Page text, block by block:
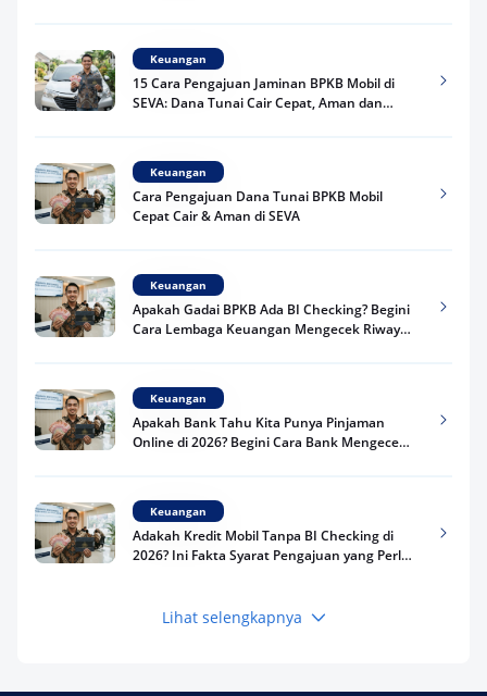
Keuangan
15 Cara Pengajuan Jaminan BPKB Mobil di
SEVA: Dana Tunai Cair Cepat, Aman dan
Keuangan
Cara Pengajuan Dana Tunai BPKB Mobil
Cepat Cair & Aman di SEVA
Keuangan
Apakah Gadai BPKB Ada BI Checking? Begini
Cara Lembaga Keuangan Mengecek Riwayat
Keuangan
Apakah Bank Tahu Kita Punya Pinjaman
Online di 2026? Begini Cara Bank Mengecek
Keuangan
Adakah Kredit Mobil Tanpa BI Checking di
2026? Ini Fakta Syarat Pengajuan yang Perlu
Keuangan
Terpercaya
Lihat selengkapnya